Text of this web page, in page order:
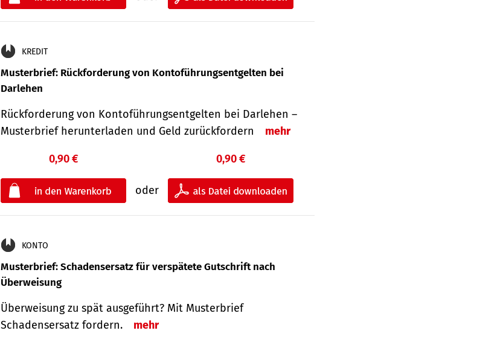
KREDIT
Musterbrief: Rückforderung von Kontoführungsentgelten bei
Darlehen
Rückforderung von Kontoführungsentgelten bei Darlehen –
Musterbrief herunterladen und Geld zurückfordern
mehr
0,90 €
oder
0,90 €
KONTO
Musterbrief: Schadensersatz für verspätete Gutschrift nach
Überweisung
Überweisung zu spät ausgeführt? Mit Musterbrief
Schadensersatz fordern.
mehr